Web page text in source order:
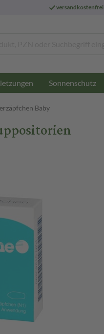
versandkostenfrei
Sonnenschutz
Baby